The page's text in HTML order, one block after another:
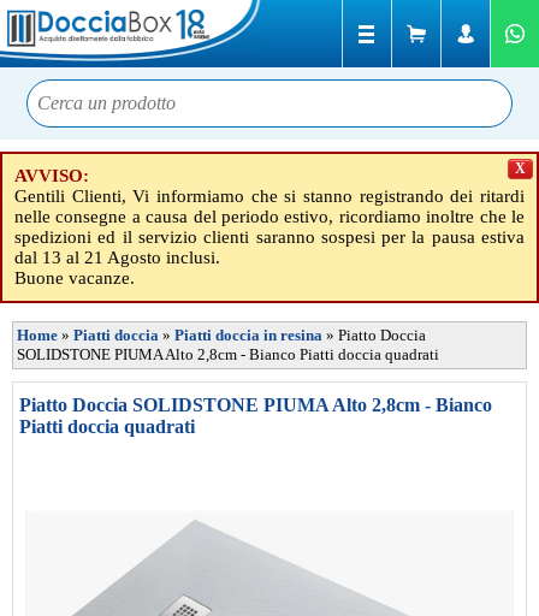
AVVISO:
Gentili Clienti, Vi informiamo che si stanno registrando dei ritardi
nelle consegne a causa del periodo estivo, ricordiamo inoltre che le
spedizioni ed il servizio clienti saranno sospesi per la pausa estiva
dal 13 al 21 Agosto inclusi.
Buone vacanze.
X
Home » Piatti doccia » Piatti doccia in resina » Piatto Doccia
SOLIDSTONE PIUMA Alto 2,8cm - Bianco Piatti doccia quadrati
Piatto Doccia SOLIDSTONE PIUMA Alto 2,8cm - Bianco
Piatti doccia quadrati